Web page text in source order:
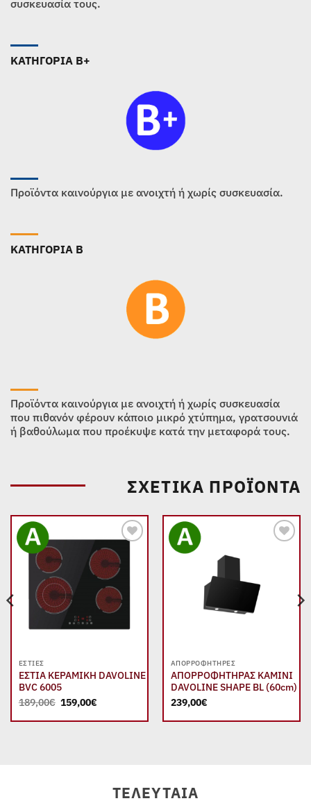
συσκευασία τους.
ΚΑΤΗΓΟΡΙΑ B+
Προϊόντα καινούργια με ανοιχτή ή χωρίς συσκευασία.
ΚΑΤΗΓΟΡΙΑ B
Προϊόντα καινούργια με ανοιχτή ή χωρίς συσκευασία
που πιθανόν φέρουν κάποιο μικρό χτύπημα, γρατσουνιά
ή βαθούλωμα που προέκυψε κατά την μεταφορά τους.
ΣΧΕΤΙΚΆ ΠΡΟΪΌΝΤΑ
Add to
wishlist
ΕΣΤΊΕΣ
ΕΣΤΙΑ ΚΕΡΑΜΙΚΗ DAVOLINE
BVC 6005
189,00€ Original
price
was:
159,00€Η
τιμή
ΑΠΟΡΡΟΦΗΤΉΡΕΣ
ΑΠΟΡΡΟΦΗΤΗΡΑΣ ΚΑΜΙΝΙ
DAVOLINE SHAPE BL (60cm)
239,00€
ΤΕΛΕΥΤΑΊΑ